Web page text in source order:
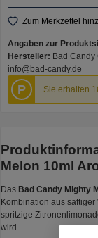
Zum Merkzettel
Angaben zur
Hersteller: Bad Candy
info@bad-candy.de
P Sie erhalten
Melon 10ml
Das Bad Candy Mighty
Kombination aus
spritzige
wird.